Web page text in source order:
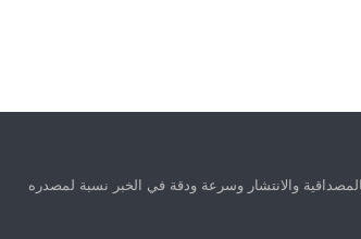
والانتشار وسرعة ودقة في الخبر نسبة لمصدره